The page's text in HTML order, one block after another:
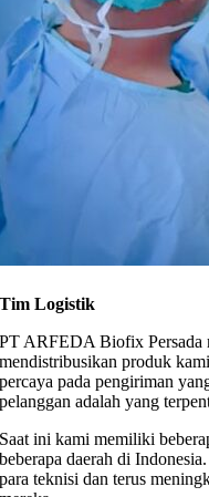
Tim Logistik
PT ARFEDA Biofix Persada
mendistribusikan produk
percaya pada pengiriman
pelanggan adalah yang
Saat ini kami memiliki
beberapa daerah di
para teknisi dan terus